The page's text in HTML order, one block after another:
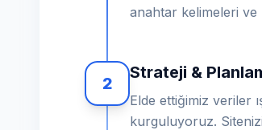
anahtar kelimeleri ve
2
Strateji &
Elde ettiğimiz veriler
kurguluyoruz.